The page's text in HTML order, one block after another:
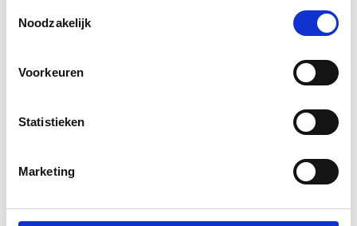
We slaan je cookievoorkeur op in je browser.
Noodzakelijk
Voorkeuren
Statistieken
Marketing
afdichting
afschermdoek
Pictogram